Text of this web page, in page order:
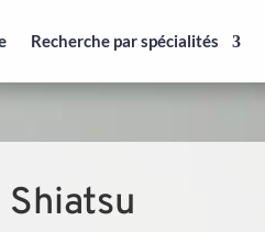
Recherche par spécialités